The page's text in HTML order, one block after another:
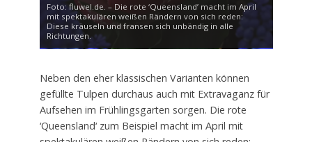
Foto: fluwel.de. – Die rote ‘Queensland’ macht im April
mit spektakulären weißen Rändern von sich reden:
Diese kräuseln und fransen sich unbändig in alle
Richtungen.
Neben den eher klassischen Varianten können
gefüllte Tulpen durchaus auch mit Extravaganz für
Aufsehen im Frühlingsgarten sorgen. Die rote
‘Queensland‘ zum Beispiel macht im April mit